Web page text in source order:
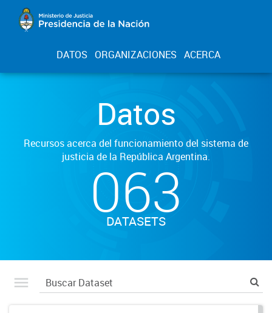
DATOS ORGANIZACIONES ACERCA
Datos
Recursos acerca del funcionamiento del sistema de
justicia de la República Argentina.
063
DATASETS